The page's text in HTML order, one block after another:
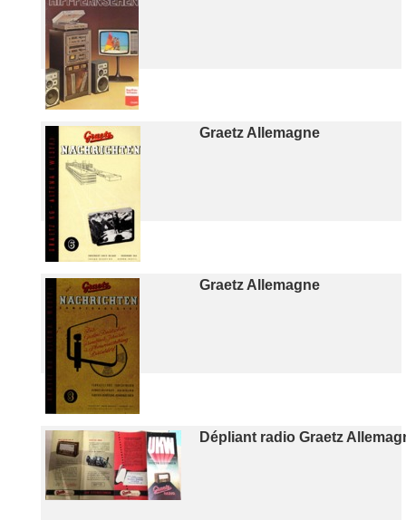
Graetz Allemagne
Graetz Allemagne
Dépliant radio Graetz